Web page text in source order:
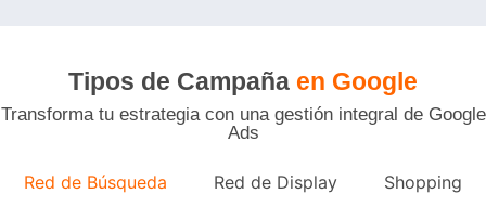
Tipos de Campaña en Google
Transforma tu estrategia con una gestión integral de Google
Ads
Red de Búsqueda Red de Display Shopping